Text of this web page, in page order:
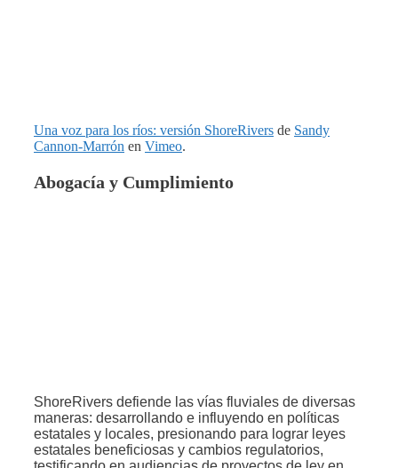
Una voz para los ríos: versión ShoreRivers de Sandy
Cannon-Marrón en Vimeo.
Abogacía y Cumplimiento
ShoreRivers defiende las vías fluviales de diversas
maneras: desarrollando e influyendo en políticas
estatales y locales, presionando para lograr leyes
estatales beneficiosas y cambios regulatorios,